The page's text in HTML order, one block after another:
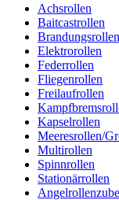
Achsrollen
Baitcastrollen
Elektrorollen
Federrollen
Fliegenrollen
Freilaufrollen
Kapselrollen
Meeresrollen/
Multirollen
Spinnrollen
Stationärrollen